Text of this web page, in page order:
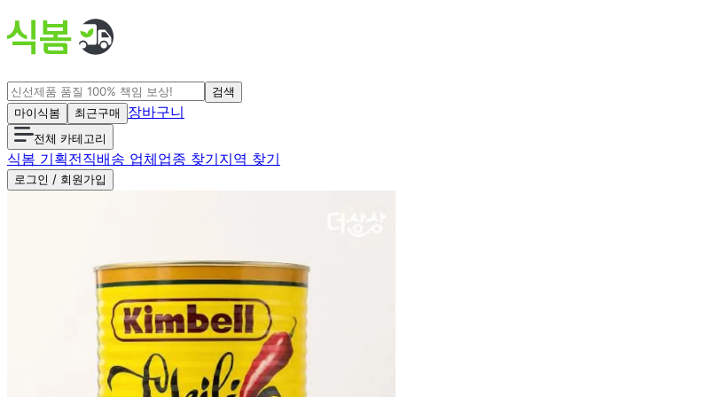
검색
마이식봄
최근구매 장바구니
전체 카테고리
식봄 기획전직배송 업체업종 찾기지역 찾기
로그인 / 회원가입